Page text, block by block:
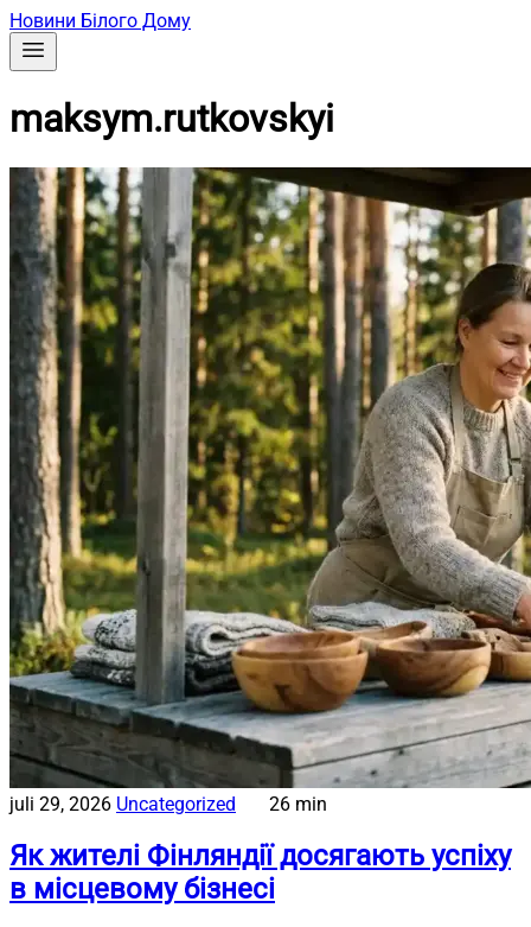
Новини Білого Дому
maksym.rutkovskyi
juli 29, 2026 Uncategorized 26 min
Як жителі Фінляндії досягають успіху
в місцевому бізнесі